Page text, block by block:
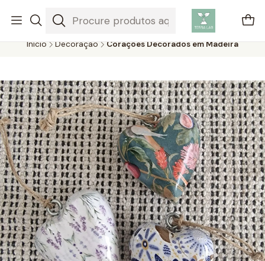
Plantas aéreas são plantas únicas que não precisam de solo para
crescer, absorvendo água e nutrientes do ar.
Início Decoração Corações Decorados em Madeira